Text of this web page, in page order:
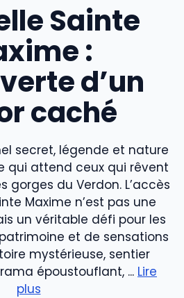
Sainte
:
d’un
caché
secret, légende et nature
qui attend ceux qui rêvent
gorges du Verdon. L’accès
Maxime n’est pas une
un véritable défi pour les
et de sensations
mystérieuse, sentier
époustouflant, ... Lire
plus